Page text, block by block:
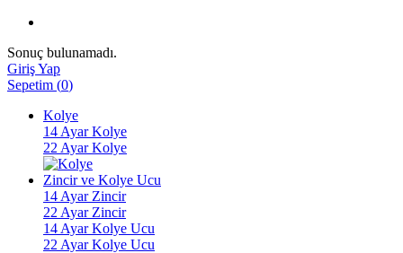
Sonuç bulunamadı.
Giriş Yap
Sepetim (0)
Kolye
14 Ayar Kolye
22 Ayar Kolye
Zincir ve Kolye Ucu
14 Ayar Zincir
22 Ayar Zincir
14 Ayar Kolye Ucu
22 Ayar Kolye Ucu